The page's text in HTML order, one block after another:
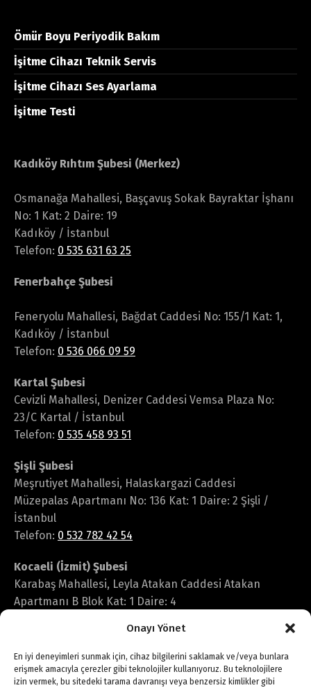
Onayı Yönet
En iyi deneyimleri sunmak için, cihaz bilgilerini saklamak ve/veya bunlara
erişmek amacıyla çerezler gibi teknolojiler kullanıyoruz. Bu teknolojilere
izin vermek, bu sitedeki tarama davranışı veya benzersiz kimlikler gibi
Ömür Boyu Periyodik Bakım
İşitme Cihazı Teknik Servis
İşitme Cihazı Ses Ayarlama
İşitme Testi
Kadıköy Rıhtım Şubesi (Merkez)
Osmanağa Mahallesi, Başçavuş Sokak Bayraktar İşhanı
No: 1 Kat: 2 Daire: 19
Kadıköy / İstanbul
Telefon: 0 535 631 63 25
Fenerbahçe Şubesi
Feneryolu Mahallesi, Bağdat Caddesi No: 155/1 Kat: 1,
Kadıköy / İstanbul
Telefon: 0 536 066 09 59
Kartal Şubesi
Cevizli Mahallesi, Denizer Caddesi Vemsa Plaza No:
23/C Kartal / İstanbul
Telefon: 0 535 458 93 51
Şişli Şubesi
Meşrutiyet Mahallesi, Halaskargazi Caddesi
Müzepalas Apartmanı No: 136 Kat: 1 Daire: 2 Şişli /
İstanbul
Telefon: 0 532 782 42 54
Kocaeli (İzmit) Şubesi
Karabaş Mahallesi, Leyla Atakan Caddesi Atakan
Apartmanı B Blok Kat: 1 Daire: 4